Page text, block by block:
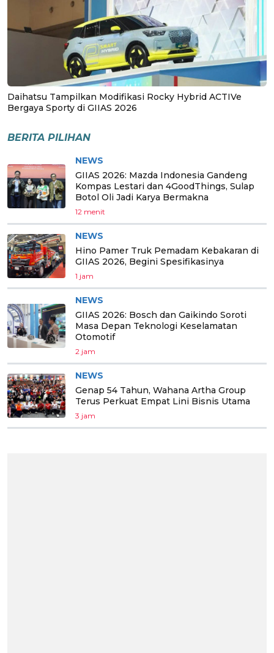
Daihatsu Tampilkan Modifikasi Rocky Hybrid ACTIVe
Bergaya Sporty di GIIAS 2026
BERITA PILIHAN
NEWS
GIIAS 2026: Mazda Indonesia Gandeng
Kompas Lestari dan 4GoodThings, Sulap
Botol Oli Jadi Karya Bermakna
12 menit
NEWS
Hino Pamer Truk Pemadam Kebakaran di
GIIAS 2026, Begini Spesifikasinya
1 jam
NEWS
GIIAS 2026: Bosch dan Gaikindo Soroti
Masa Depan Teknologi Keselamatan
Otomotif
2 jam
NEWS
Genap 54 Tahun, Wahana Artha Group
Terus Perkuat Empat Lini Bisnis Utama
3 jam